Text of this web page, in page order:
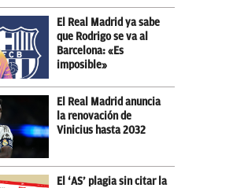
El Real Madrid ya sabe
que Rodrigo se va al
Barcelona: «Es
imposible»
El Real Madrid anuncia
la renovación de
Vinicius hasta 2032
El ‘AS’ plagia sin citar la